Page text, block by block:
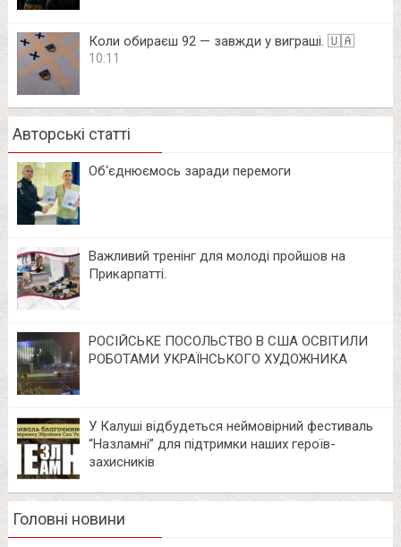
Коли обираєш 92 — завжди у виграші. 🇺🇦
10:11
Авторські статті
Об‘єднюємось заради перемоги
Важливий тренінг для молоді пройшов на
Прикарпатті.
РОСІЙСЬКЕ ПОСОЛЬСТВО В США ОСВІТИЛИ
РОБОТАМИ УКРАЇНСЬКОГО ХУДОЖНИКА
У Калуші відбудеться неймовірний фестиваль
“Назламні” для підтримки наших героїв-
захисників
Головні новини